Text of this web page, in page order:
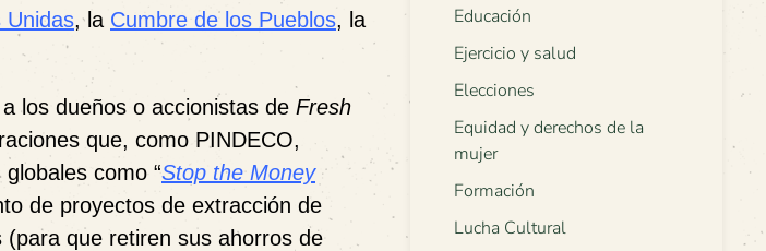
Unidas, la Cumbre de los Pueblos, la
los dueños o accionistas de Fresh
que, como PINDECO,
como “Stop the Money
de proyectos de extracción de
(para que retiren sus ahorros de
Educación
Ejercicio y salud
Elecciones
Equidad y derechos de la
mujer
Formación
Lucha Cultural